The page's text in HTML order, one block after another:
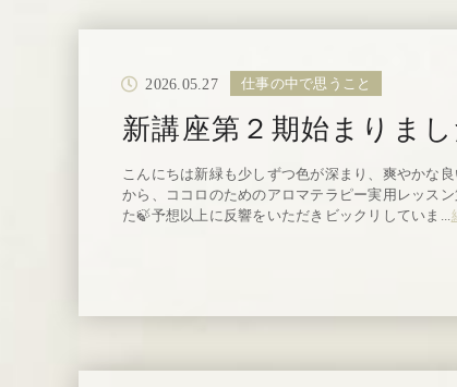
2026.05.27 仕事の中で思うこと
新講座第２期始まりま
こんにちは新緑も少しずつ色が深まり、爽やかな
から、ココロのためのアロマテラピー実用レッス
た🍃予想以上に反響をいただきビックリしていま...